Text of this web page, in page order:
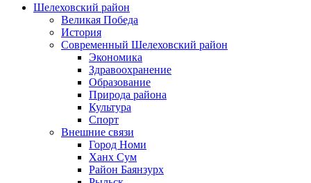
Шелеховский район
Великая Победа
История
Современный Шелеховский район
Экономика
Здравоохранение
Образование
Природа района
Культура
Спорт
Внешние связи
Город Номи
Ханх Сум
Район Баянзурх